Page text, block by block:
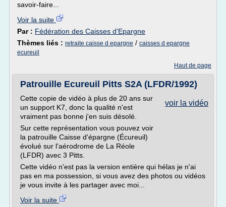
savoir-faire...
Voir la suite
Par : Fédération des Caisses d'Epargne
Thèmes liés : retraite caisse d epargne / caisses d epargne
ecureuil
Haut de page
Patrouille Ecureuil Pitts S2A (LFDR/1992)
voir la vidéo
Cette copie de vidéo à plus de 20 ans sur
un support K7, donc la qualité n'est
vraiment pas bonne j'en suis désolé.
Sur cette représentation vous pouvez voir
la patrouille Caisse d'épargne (Écureuil)
évolué sur l'aérodrome de La Réole
(LFDR) avec 3 Pitts.
Cette vidéo n'est pas la version entière qui hélas je n'ai
pas en ma possession, si vous avez des photos ou vidéos
je vous invite à les partager avec moi...
Voir la suite